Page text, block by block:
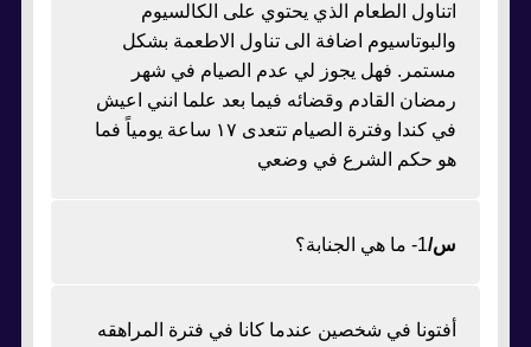
اتناول الطعام الذي يحتوي على الكالسيوم
والبوتاسيوم اضافة الى تناول الاطعمة بشكل
مستمر. فهل يجوز لي عدم الصيام في شهر
رمضان القادم وقضائه فيما بعد علما انني اعيش
في كندا وفترة الصيام تتعدى ١٧ ساعة يومياً فما
هو حكم الشرع في وضعي
س/1- ما هي الجنابة؟
أفتونا في شخصين عندما كانا في فترة المراهقه